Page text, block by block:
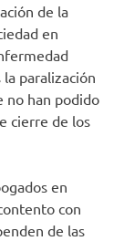
de la
en
paralización
no han podido
cierre de los
en
con
de las